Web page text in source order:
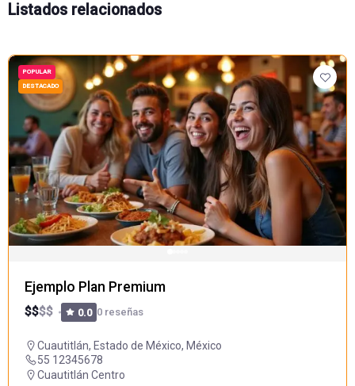
Listados relacionados
POPULAR
DESTACADO
Ejemplo Plan Premium
$$$$ 0.0 0 reseñas
Cuautitlán, Estado de México, México
55 12345678
Cuautitlán Centro